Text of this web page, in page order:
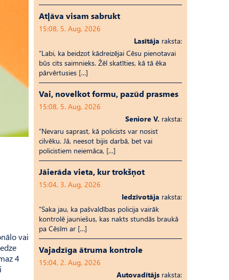
vai
4
Atļāva visam sabrukt
15:08, 5. Aug, 2026
Lasītāja raksta:
“Labi, ka beidzot kādreizējai Cēsu pienotavai
būs cits saimnieks. Žēl skatīties, kā tā ēka
pārvērtusies […]
Vai, novelkot formu, pazūd prasmes
15:08, 5. Aug, 2026
Seniore V. raksta:
“Nevaru saprast, kā policists var nosist
cilvēku. Jā, neesot bijis darbā, bet vai
policistiem neiemāca, […]
Jāierāda vieta, kur trokšņot
15:04, 3. Aug, 2026
Iedzīvotāja raksta:
“Saka jau, ka pašvaldības policija vairāk
kontrolē jauniešus, kas nakts stundās braukā
pa Cēsīm ar […]
Vajadzīga ātruma kontrole
15:04, 2. Aug, 2026
Autovadītājs raksta: